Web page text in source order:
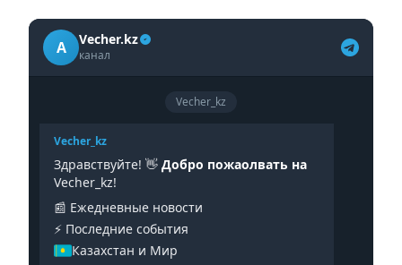
A Vecher.kz
канал
Vecher_kz
Vecher_kz
Здравствуйте! 👋 Добро пожаолвать на
Vecher_kz!
📰 Ежедневные новости
⚡️ Последние события
Казахстан и Мир